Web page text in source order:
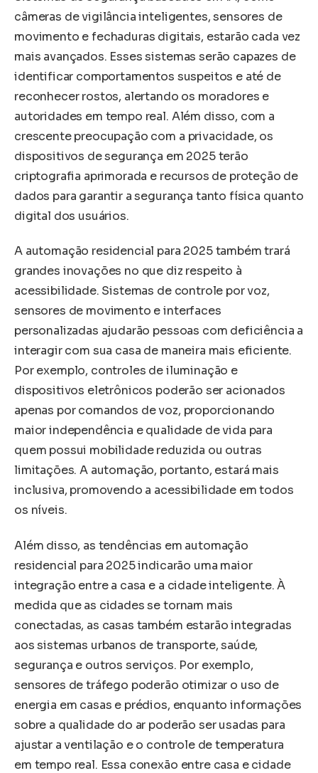
câmeras de vigilância inteligentes, sensores de
movimento e fechaduras digitais, estarão cada vez
mais avançados. Esses sistemas serão capazes de
identificar comportamentos suspeitos e até de
reconhecer rostos, alertando os moradores e
autoridades em tempo real. Além disso, com a
crescente preocupação com a privacidade, os
dispositivos de segurança em 2025 terão
criptografia aprimorada e recursos de proteção de
dados para garantir a segurança tanto física quanto
digital dos usuários.
A automação residencial para 2025 também trará
grandes inovações no que diz respeito à
acessibilidade. Sistemas de controle por voz,
sensores de movimento e interfaces
personalizadas ajudarão pessoas com deficiência a
interagir com sua casa de maneira mais eficiente.
Por exemplo, controles de iluminação e
dispositivos eletrônicos poderão ser acionados
apenas por comandos de voz, proporcionando
maior independência e qualidade de vida para
quem possui mobilidade reduzida ou outras
limitações. A automação, portanto, estará mais
inclusiva, promovendo a acessibilidade em todos
os níveis.
Além disso, as tendências em automação
residencial para 2025 indicarão uma maior
integração entre a casa e a cidade inteligente. À
medida que as cidades se tornam mais
conectadas, as casas também estarão integradas
aos sistemas urbanos de transporte, saúde,
segurança e outros serviços. Por exemplo,
sensores de tráfego poderão otimizar o uso de
energia em casas e prédios, enquanto informações
sobre a qualidade do ar poderão ser usadas para
ajustar a ventilação e o controle de temperatura
em tempo real. Essa conexão entre casa e cidade